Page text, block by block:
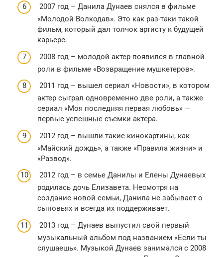
2007 год – Данила Дунаев снялся в фильме
«Молодой Волкодав». Это как раз-таки такой
фильм, который дал толчок артисту к будущей
карьере.
2008 год – молодой актер появился в главной
роли в фильме «Возвращение мушкетеров».
2011 год – вышел сериал «Новости», в котором
актер сыграл одновременно две роли, а также
сериал «Моя последняя первая любовь» —
первые успешные съемки актера.
2012 год – вышли такие кинокартины, как
«Майский дождь», а также «Правила жизни» и
«Развод».
2012 год – в семье Данилы и Елены Дунаевых
родилась дочь Елизавета. Несмотря на
создание новой семьи, Данила не забывает о
сыновьях и всегда их поддерживает.
2013 год – Дунаев выпустил свой первый
музыкальный альбом под названием «Если ты
слушаешь». Музыкой Дунаев занимался с 2008